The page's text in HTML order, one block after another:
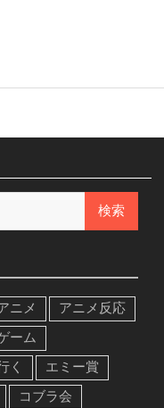
ニメ
アニメ反応
ーム
く
エミー賞
コブラ会